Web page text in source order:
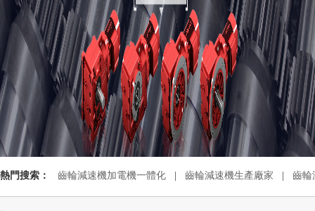
熱門搜索： 齒輪減速機加電機一體化 齒輪減速機生產廠家
齒輪